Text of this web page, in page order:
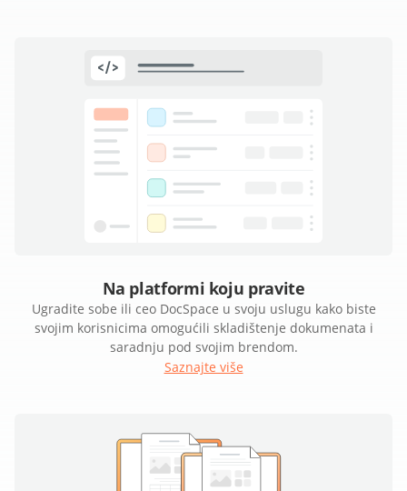
Na platformi koju pravite
Ugradite sobe ili ceo DocSpace u svoju uslugu kako biste
svojim korisnicima omogućili skladištenje dokumenata i
saradnju pod svojim brendom.
Saznajte više